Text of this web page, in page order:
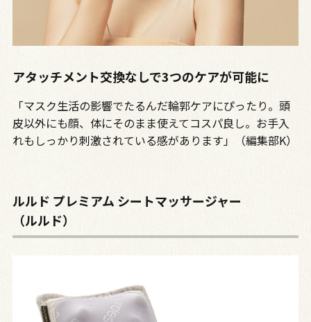
アタッチメント交換なしで3つのケアが可能に
「マスク生活の影響でたるんだ輪郭ケアにぴったり。頭
皮以外にも顔、体にそのまま使えてコスパ良し。お手入
れもしっかり刺激されている感があります」（編集部K）
ルルド プレミアム シートマッサージャー
（ルルド）